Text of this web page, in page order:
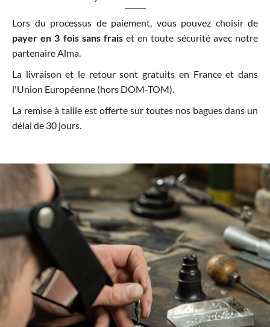
Lors du processus de paiement, vous pouvez choisir de
payer en 3 fois sans fraiset en toute sécurité avec notre
partenaire Alma.
La livraison et le retour sont gratuits en France et dans
l'Union Européenne (hors DOM-TOM).
La remise à taille est offerte sur toutes nos bagues dans un
délai de 30 jours.